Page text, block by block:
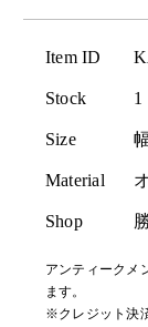
Item ID
Stock 1
Size
Material
Shop
アンティークメ
ます。
※クレジット決